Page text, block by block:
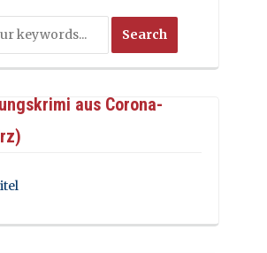
aus Corona-